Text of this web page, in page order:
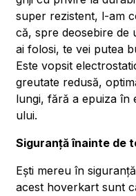
super rezistent, l-am
că, spre deosebire
ai folosi, te vei putea
Este vopsit
greutate redusă,
lungi, fără a epuiza în
ului.
Siguranță înainte de
Ești mereu în
acest hoverkart sunt